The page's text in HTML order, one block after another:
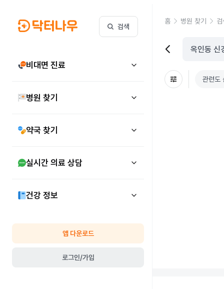
검색
비대면 진료
병원 찾기
약국 찾기
실시간 의료 상담
건강 정보
앱 다운로드
로그인/가입
홈 병원 찾기
관련도